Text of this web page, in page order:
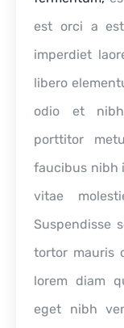
est orci a
imperdiet
libero
odio et
porttitor
faucibus nibh
vitae
Suspendisse
tortor mauris
lorem diam
eget nibh